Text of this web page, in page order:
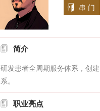
串 门
简介
研发患者全周期服务体系，创
系。
职业亮点